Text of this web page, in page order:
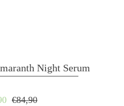
Night Serum
€84,90